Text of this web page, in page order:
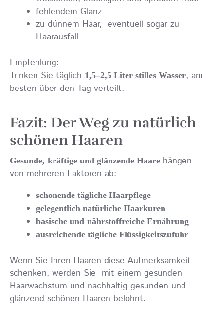
fehlendem Glanz
zu dünnem Haar, eventuell sogar zu
Haarausfall
Empfehlung:
Trinken Sie täglich 1,5–2,5 Liter stilles Wasser, am
besten über den Tag verteilt.
Fazit: Der Weg zu natürlich
schönen Haaren
Gesunde, kräftige und glänzende Haare hängen
von mehreren Faktoren ab:
schonende tägliche Haarpflege
gelegentlich natürliche Haarkuren
basische und nährstoffreiche Ernährung
ausreichende tägliche Flüssigkeitszufuhr
Wenn Sie Ihren Haaren diese Aufmerksamkeit
schenken, werden Sie mit einem gesunden
Haarwachstum und nachhaltig gesunden und
glänzend schönen Haaren belohnt.